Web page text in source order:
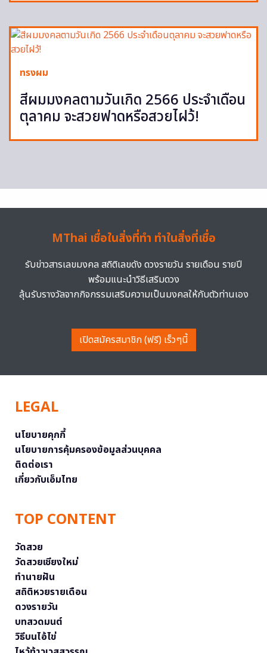
ทรงผม
สีผมมงคลตามวันเกิด 2566 ประจำเดือน
ตุลาคม จะสวยฟาดหรือสวยไฝว้!
MThai เชื่อในสิ่งที่ทำ ทำในสิ่งที่เชื่อ
รับข่าวสารเลขมงคล สถิติเลขดัง ดวงรายวัน รายเดือน รายปี
พร้อมแนะนำวิธีเสริมดวง
ลุ้นรับรางวัลจากกิจกรรมเสริมความเป็นมงคลให้กับตัวท่านเอง
เปิดสมัครสมาชิก (ฟรี) เร็วๆนี้
LEGAL
นโยบายคุกกี้
นโยบายการคุ้มครองข้อมูลส่วนบุคคล
ติดต่อเรา
เกี่ยวกับเอ็มไทย
TOP CONTENT
วัดสวย
วัดสวยเชียงใหม่
ทำนายฝัน
สถิติหวยรายเดือน
ดวงรายวัน
บทสวดมนต์
วิธีบนไอ้ไข่